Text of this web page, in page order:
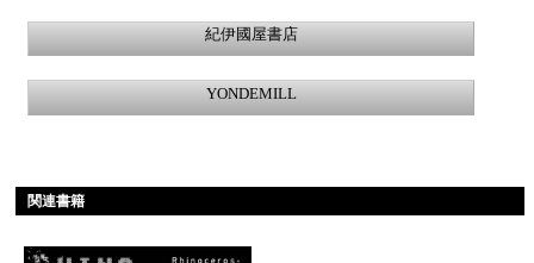
紀伊國屋書店
YONDEMILL
関連書籍